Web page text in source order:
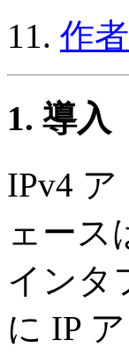
11. 作
1. 導入
IPv4
ェース
インタ
に IP